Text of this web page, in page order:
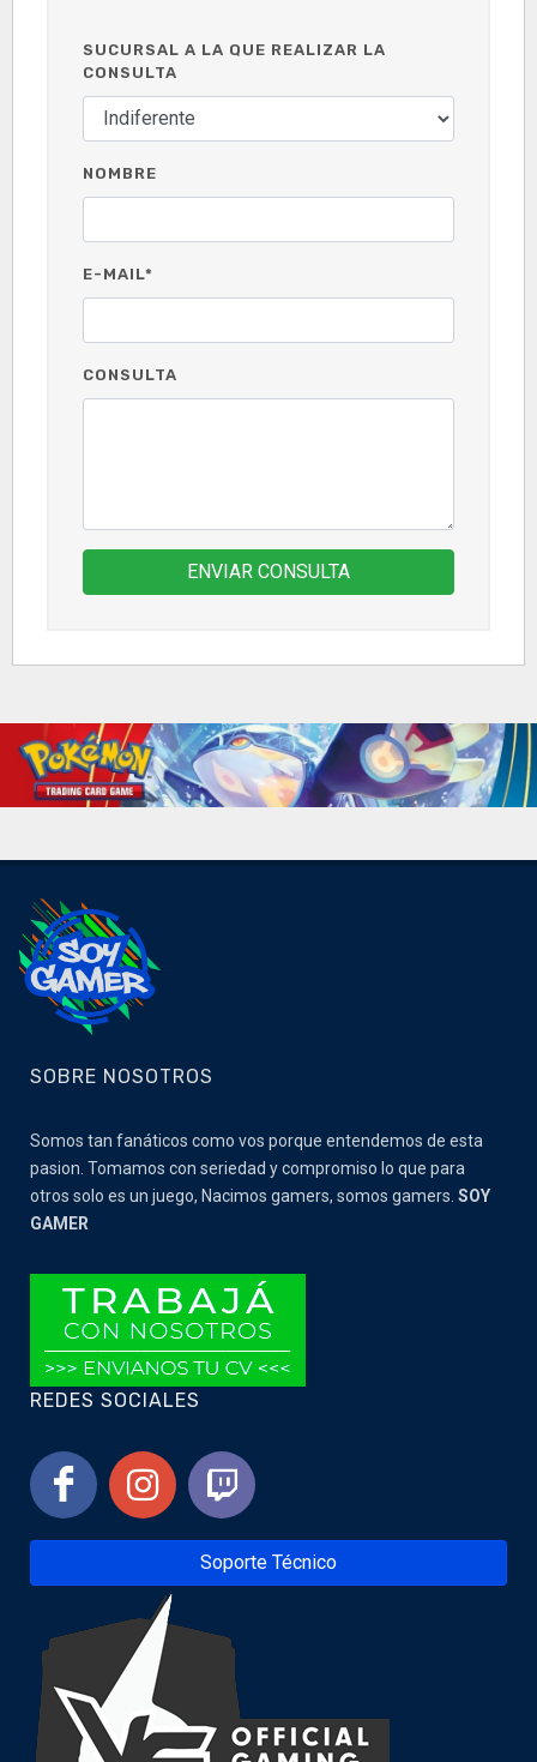
SUCURSAL A LA QUE REALIZAR LA
CONSULTA
NOMBRE
E-MAIL*
CONSULTA
ENVIAR CONSULTA
SOBRE NOSOTROS
Somos tan fanáticos como vos porque entendemos de esta
pasion. Tomamos con seriedad y compromiso lo que para
otros solo es un juego, Nacimos gamers, somos gamers. SOY
GAMER
REDES SOCIALES
Soporte Técnico